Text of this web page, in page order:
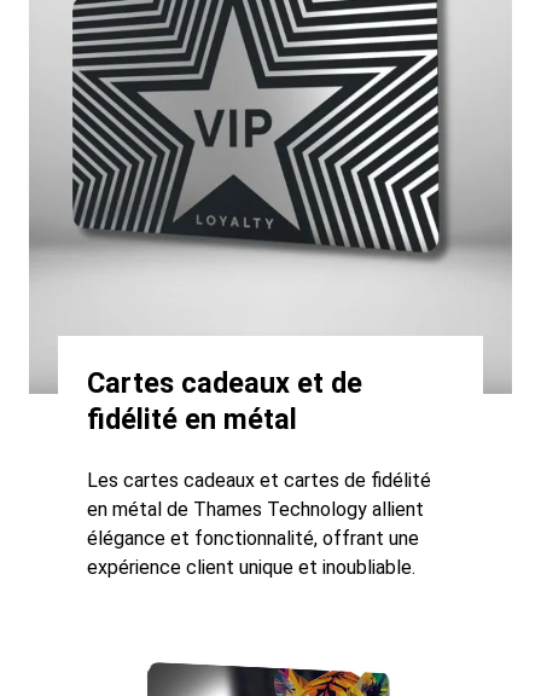
Cartes cadeaux et de
fidélité en métal
Les cartes cadeaux et cartes de fidélité
en métal de Thames Technology allient
élégance et fonctionnalité, offrant une
expérience client unique et inoubliable.